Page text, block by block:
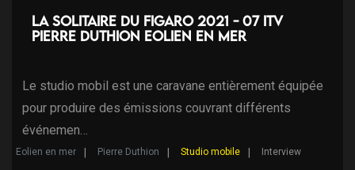
La solitaire du Figaro 2021 - 07 ITV
Pierre Duthion Eolien en mer
Le studio mobil est une caravane entièrement équipée
pour produire des émissions couvrant différents
événemen…
Eolien en mer Pierre Duthion Studio mobile Interview